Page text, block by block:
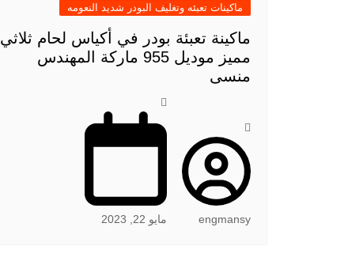
ماكينات تعبئه وتغليف البودر شديد النعومه
ماكينة تعبئة بودر في أكياس لحام ثلاثي
مميز موديل 955 ماركة المهندس
منسى
engmansy مايو 22, 2023